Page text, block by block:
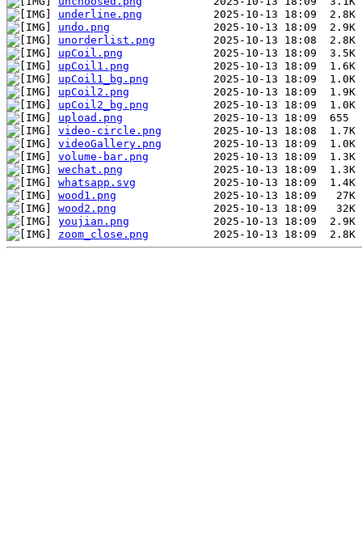
underline.png
undo.png
unorderlist.png
upCoil.png
upCoil1.png
upCoil1_bg.png
upCoil2.png
upCoil2_bg.png
upload.png
video-circle.png
videoGallery.png
volume-bar.png
wechat.png
whatsapp.svg
wood1.png
wood2.png
youjian.png
zoom_close.png